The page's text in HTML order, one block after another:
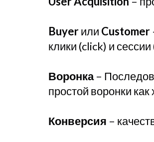
Buyerили Customer
клики (click) и
Воронка–
простой воронки
Конверсия –